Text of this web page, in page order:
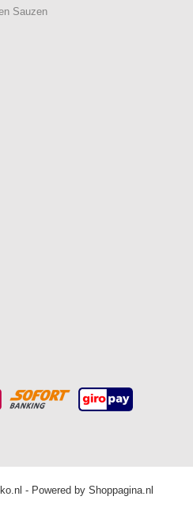
Sauzen
- Powered by Shoppagina.nl